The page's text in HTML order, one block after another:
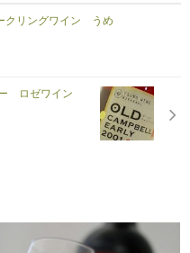
クリングワイン うめ
ロゼワイン